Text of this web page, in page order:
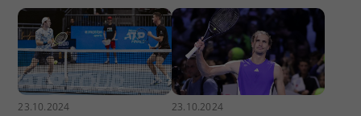
23.10.2024 23.10.2024